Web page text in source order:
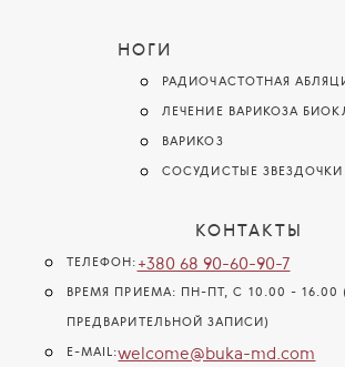
НОГИ
РАДИОЧАСТОТНАЯ
ЛЕЧЕНИЕ ВАРИКОЗА
ВАРИКОЗ
СОСУДИСТЫЕ ЗВЕЗДОЧКИ
КОНТАКТЫ
ТЕЛЕФОН: +380 68 90-60-90-7
ВРЕМЯ ПРИЕМА: ПН-ПТ, С 10.00 - 16.00
ПРЕДВАРИТЕЛЬНОЙ ЗАПИСИ)
E-MAIL:welcome@buka-md.com